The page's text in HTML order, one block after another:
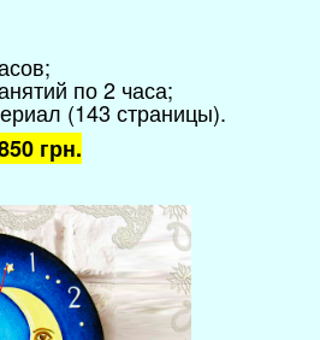
по 2 часа;
(143 страницы).
грн.